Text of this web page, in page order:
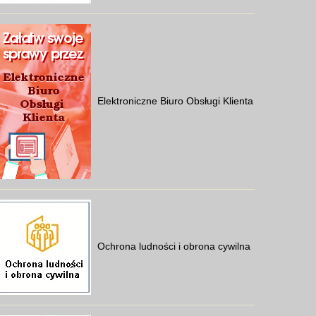
Elektroniczne Biuro Obsługi Klienta
Ochrona ludności i obrona cywilna